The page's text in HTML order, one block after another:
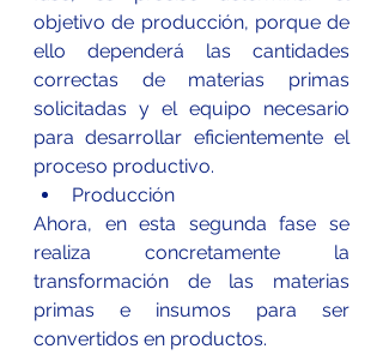
objetivo de producción, porque de
ello dependerá las cantidades
correctas de materias primas
solicitadas y el equipo necesario
para desarrollar eficientemente el
proceso productivo.
Producción
Ahora, en esta segunda fase se
realiza concretamente la
transformación de las materias
primas e insumos para ser
convertidos en productos.